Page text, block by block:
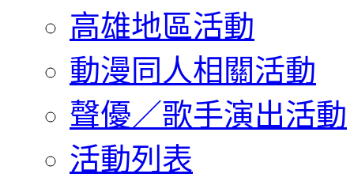
高雄地區活動
動漫同人相關活動
聲優／歌手演出活動
活動列表